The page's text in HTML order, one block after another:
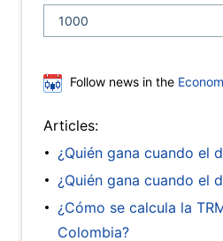
Follow news in the
Articles:
¿Quién gana cuando el
¿Quién gana cuando el
¿Cómo se calcula la
Colombia?